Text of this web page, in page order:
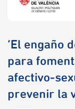
‘El engaño
para
prevenir la